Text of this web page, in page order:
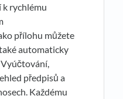
k rychlému
přílohu můžete
automaticky
předpisů a
Každému